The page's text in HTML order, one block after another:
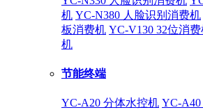
机 YC-N380 人脸识别消费机
板消费机 YC-V130 32位消
机
节能终端
YC-A20 分体水控机 YC-